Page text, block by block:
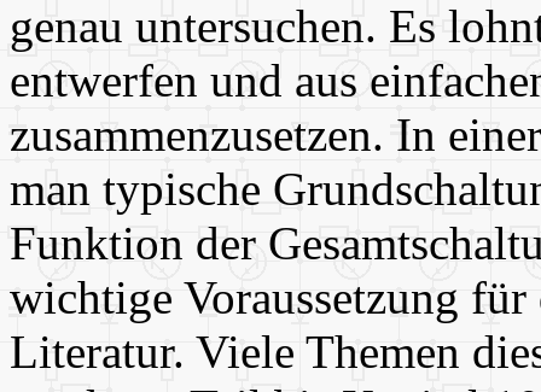
genau untersuchen. Es
entwerfen und aus
zusammenzusetzen. In
man typische
Funktion der
wichtige Voraussetzung
Literatur. Viele Themen